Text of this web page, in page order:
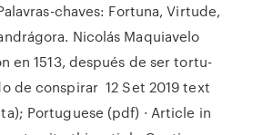
chaves: Fortuna, Virtude,
Nicolás Maquiavelo
en 1513, después de ser tortu-
de conspirar 12 Set 2019 text
Portuguese (pdf) · Article in